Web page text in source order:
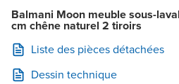
Balmani Moon meuble sous-
cm chêne naturel 2 tiroirs
Liste des pièces détachées
Dessin technique